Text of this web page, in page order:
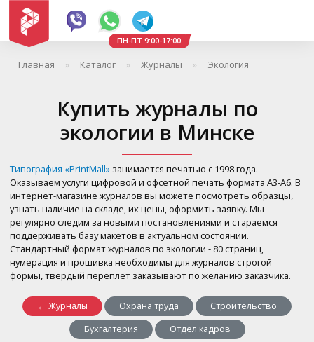
ПН-ПТ 9:00-17:00
Главная Каталог Журналы Экология
Купить журналы по
экологии в Минске
Типография «PrintMall» занимается печатью с 1998 года.
Оказываем услуги цифровой и офсетной печать формата А3-А6. В
интернет-магазине журналов вы можете посмотреть образцы,
узнать наличие на складе, их цены, оформить заявку. Мы
регулярно следим за новыми постановлениями и стараемся
поддерживать базу макетов в актуальном состоянии.
Стандартный формат журналов по экологии - 80 страниц,
нумерация и прошивка необходимы для журналов строгой
формы, твердый переплет заказывают по желанию заказчика.
← Журналы Охрана труда
Строительство
Бухгалтерия
Отдел кадров